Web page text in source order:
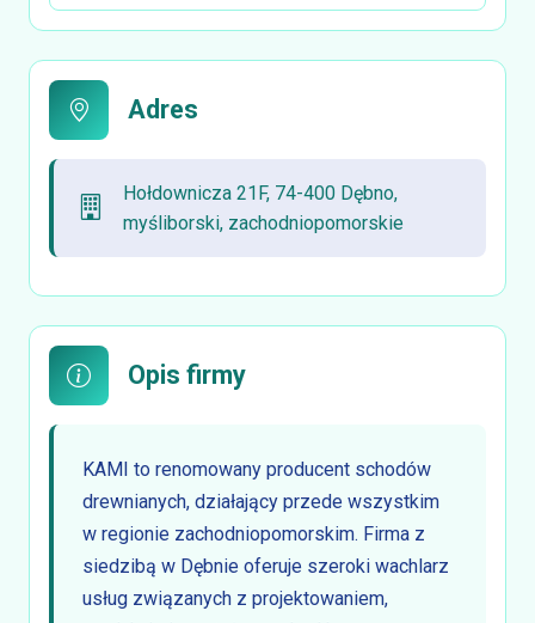
Adres
Hołdownicza 21F, 74-400 Dębno,
myśliborski, zachodniopomorskie
Opis firmy
KAMI to renomowany producent schodów
drewnianych, działający przede wszystkim
w regionie zachodniopomorskim. Firma z
siedzibą w Dębnie oferuje szeroki wachlarz
usług związanych z projektowaniem,